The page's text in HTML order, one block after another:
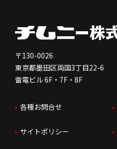
免責事項
株価情報
IRお問合せ
会社を知る
人を知る
はたらく環境
人財育成
サステナビリティ
独立支援について
FC加盟店お問合せ
〒130-0026
東京都墨田区両国3丁目22-6
雷電ビル 6F・7F・8F
各種お問合せ
サイトポリシー